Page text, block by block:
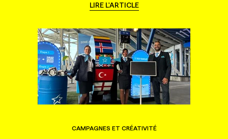
LIRE L'ARTICLE
CAMPAGNES ET CRÉATIVITÉ